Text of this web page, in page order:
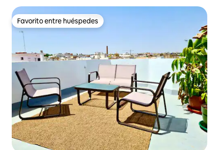
Favorito entre huéspedes
Favorito entre huéspedes